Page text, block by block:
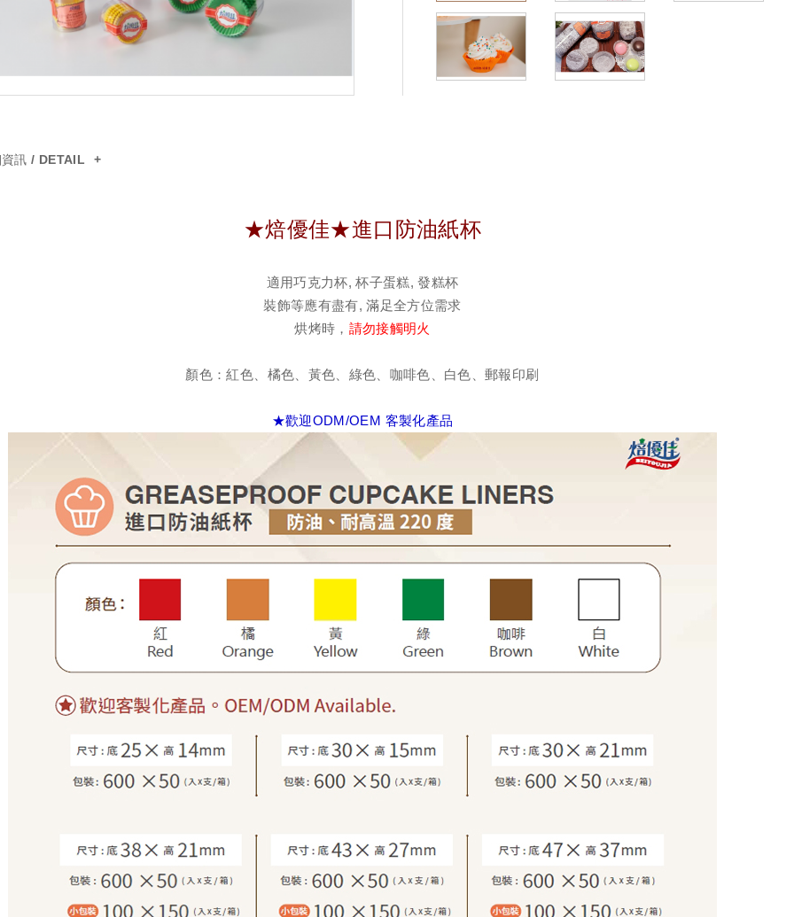
訊 / DETAIL
★焙優佳★進口防油紙杯
適用巧克力杯, 杯子蛋糕, 發糕杯
裝飾等應有盡有, 滿足全方位需求
烘烤時， 請勿接觸明火
顏色：紅色、橘色、黃色、綠色、咖啡色、白色 、郵報印刷
★歡迎ODM/OEM 客製化產品